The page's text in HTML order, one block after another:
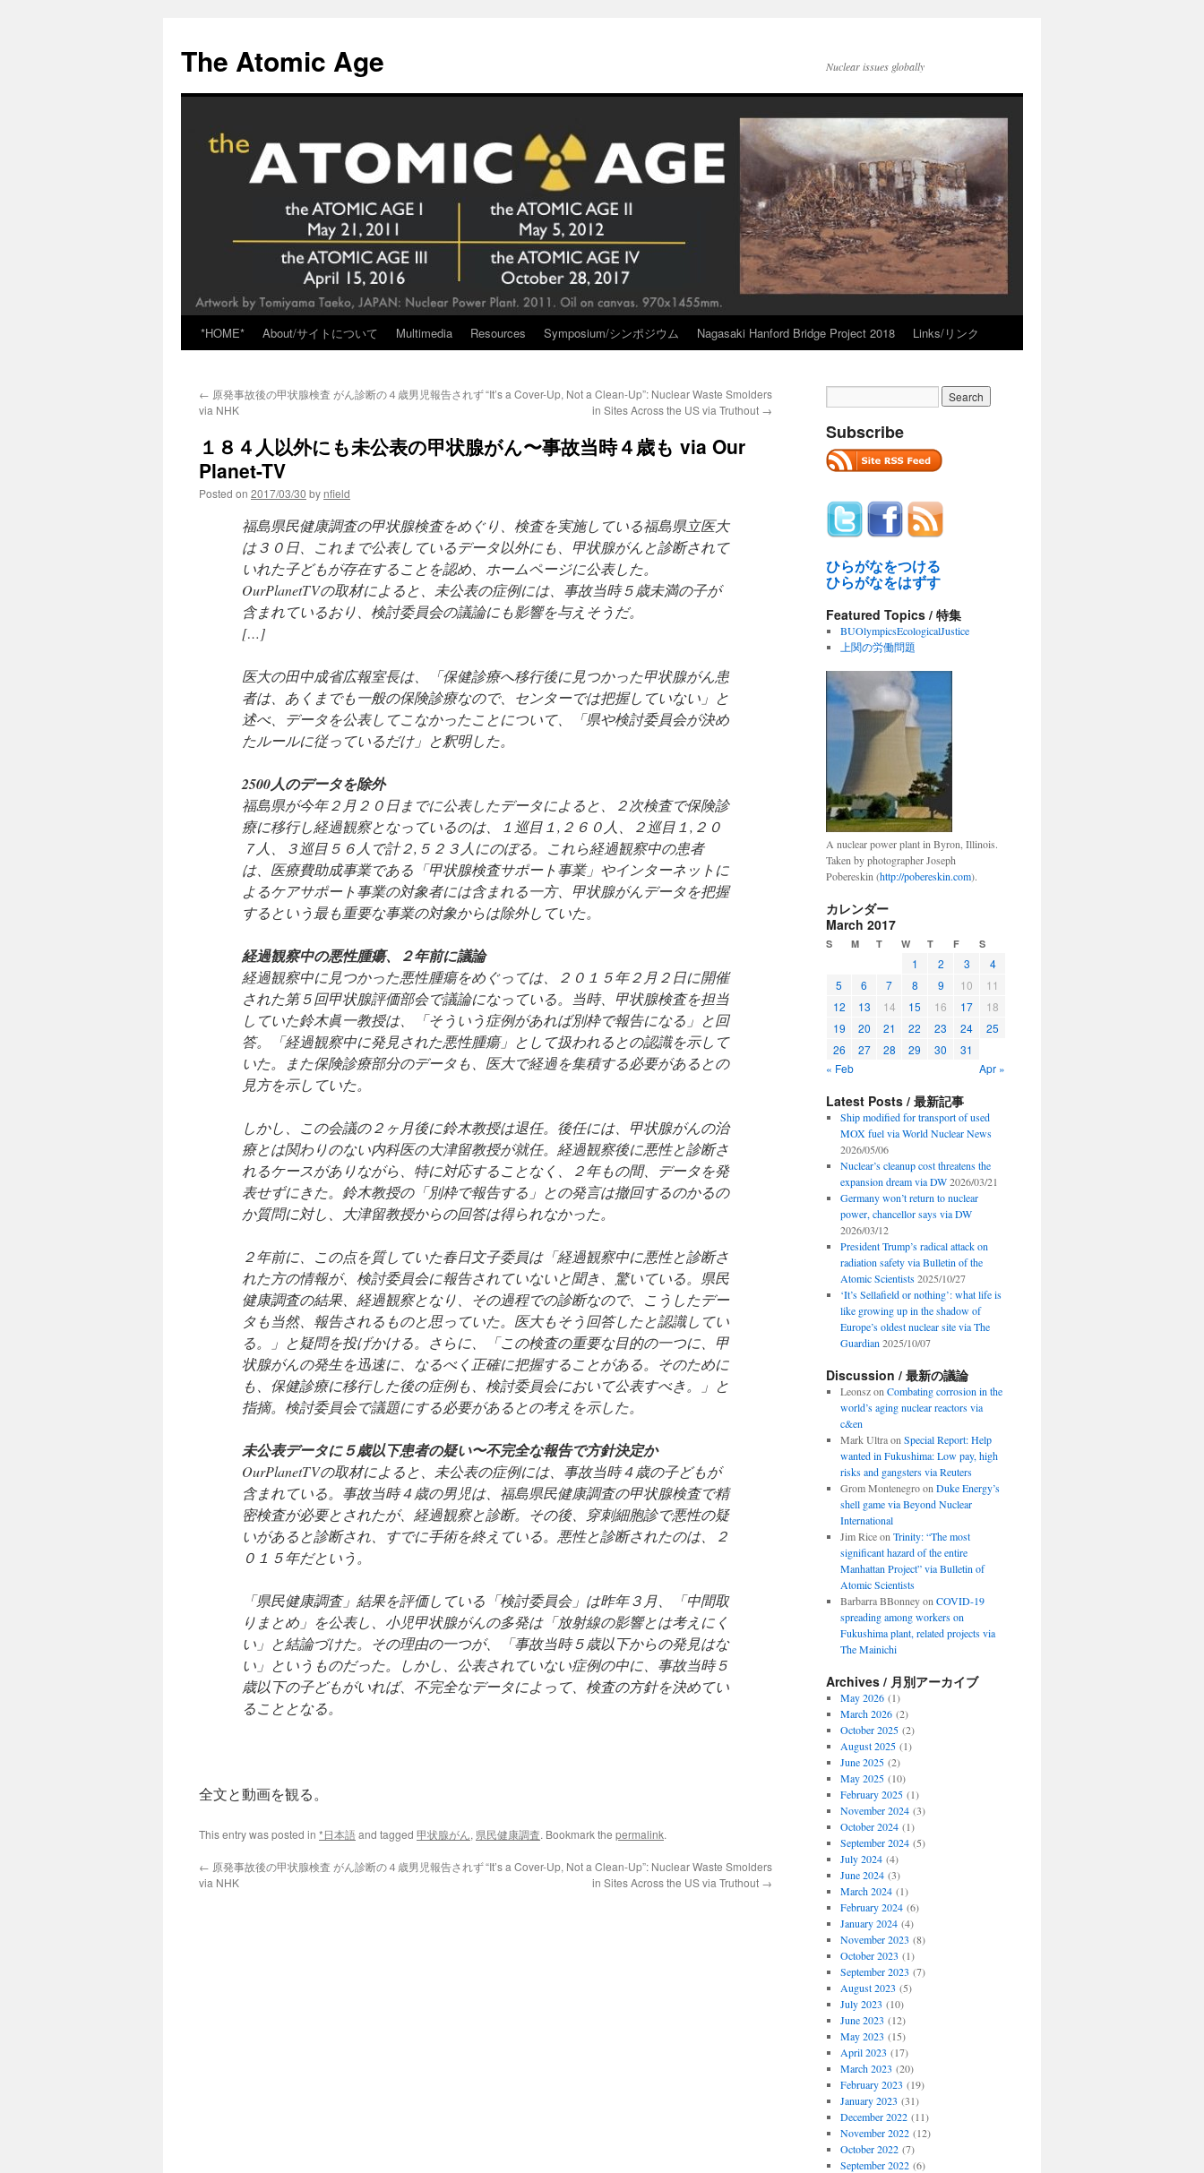
content
The Atomic Age Nuclear issues globally
*HOME* About/サイトについて Multimedia Resources Symposium/シンポジウム Nagasaki Hanford Bridge Project 2018 Links/リンク
← 原発事故後の甲状腺検査 がん診断の４歳男児報告されず
via NHK
“It’s a Cover-Up, Not a Clean-Up”: Nuclear Waste Smolders
in Sites Across the US via Truthout →
１８４人以外にも未公表の甲状腺がん〜事故当時４歳も via Our
Planet-TV
Posted on 2017/03/30 by nfield
福島県民健康調査の甲状腺検査をめぐり、検査を実施している福島県立医大
は３０日、これまで公表しているデータ以外にも、甲状腺がんと診断されて
いれた子どもが存在することを認め、ホームページに公表した。
OurPlanetTVの取材によると、未公表の症例には、事故当時５歳未満の子が
含まれているおり、検討委員会の議論にも影響を与えそうだ。
[…]
医大の田中成省広報室長は、「保健診療へ移行後に見つかった甲状腺がん患
者は、あくまでも一般の保険診療なので、センターでは把握していない」と
述べ、データを公表してこなかったことについて、「県や検討委員会が決め
たルールに従っているだけ」と釈明した。
2500人のデータを除外
福島県が今年２月２０日までに公表したデータによると、２次検査で保険診
療に移行し経過観察となっているのは、１巡目１,２６０人、２巡目１,２０
７人、３巡目５６人で計２,５２３人にのぼる。これら経過観察中の患者
は、医療費助成事業である「甲状腺検査サポート事業」やインターネットに
よるケアサポート事業の対象者には含まれる一方、甲状腺がんデータを把握
するという最も重要な事業の対象からは除外していた。
経過観察中の悪性腫瘍、２年前に議論
経過観察中に見つかった悪性腫瘍をめぐっては、２０１５年２月２日に開催
された第５回甲状腺評価部会で議論になっている。当時、甲状腺検査を担当
していた鈴木眞一教授は、「そういう症例があれば別枠で報告になる」と回
答。「経過観察中に発見された悪性腫瘍」として扱われるとの認識を示して
いた。また保険診療部分のデータも、医大で経過を集積する必要があるとの
見方を示していた。
しかし、この会議の２ヶ月後に鈴木教授は退任。後任には、甲状腺がんの治
療とは関わりのない内科医の大津留教授が就任。経過観察後に悪性と診断さ
れるケースがありながら、特に対応することなく、２年もの間、データを発
表せずにきた。鈴木教授の「別枠で報告する」との発言は撤回するのかるの
か質問に対し、大津留教授からの回答は得られなかった。
２年前に、この点を質していた春日文子委員は「経過観察中に悪性と診断さ
れた方の情報が、検討委員会に報告されていないと聞き、驚いている。県民
健康調査の結果、経過観察となり、その過程での診断なので、こうしたデー
タも当然、報告されるものと思っていた。医大もそう回答したと認識してい
る。」と疑問を投げかける。さらに、「この検査の重要な目的の一つに、甲
状腺がんの発生を迅速に、なるべく正確に把握することがある。そのために
も、保健診療に移行した後の症例も、検討委員会において公表すべき。」と
指摘。検討委員会で議題にする必要があるとの考えを示した。
未公表データに５歳以下患者の疑い〜不完全な報告で方針決定か
OurPlanetTVの取材によると、未公表の症例には、事故当時４歳の子どもが
含まれている。事故当時４歳の男児は、福島県民健康調査の甲状腺検査で精
密検査が必要とされたが、経過観察と診断。その後、穿刺細胞診で悪性の疑
いがあると診断され、すでに手術を終えている。悪性と診断されたのは、２
０１５年だという。
「県民健康調査」結果を評価している「検討委員会」は昨年３月、「中間取
りまとめ」を公表し、小児甲状腺がんの多発は「放射線の影響とは考えにく
い」と結論づけた。その理由の一つが、「事故当時５歳以下からの発見はな
い」というものだった。しかし、公表されていない症例の中に、事故当時５
歳以下の子どもがいれば、不完全なデータによって、検査の方針を決めてい
ることとなる。
全文と動画を観る。
This entry was posted in *日本語and tagged 甲状腺がん, 県民健康調査. Bookmark the permalink.
← 原発事故後の甲状腺検査 がん診断の４歳男児報告されず
via NHK
“It’s a Cover-Up, Not a Clean-Up”: Nuclear Waste Smolders
in Sites Across the US via Truthout →
Subscribe
ひらがなをつける
ひらがなをはずす
Featured Topics / 特集
BUOlympicsEcologicalJustice
上関の労働問題
A nuclear power plant in Byron, Illinois.
Taken by photographer Joseph
Pobereskin (http://pobereskin.com).
カレンダー
March 2017
S M T W T F S
1 2 3
4
5
6 7 8 9 10
11
12
13 14 15 16 17
18
19
20 21 22 23 24
25
26
27 28 29 30
31
« Feb
Apr »
Latest Posts / 最新記事
Ship modified for transport of used
MOX fuel via World Nuclear News
2026/05/06
Nuclear’s cleanup cost threatens the
expansion dream via DW 2026/03/21
Germany won’t return to nuclear
power, chancellor says via DW
2026/03/12
President Trump’s radical attack on
radiation safety via Bulletin of the
Atomic Scientists 2025/10/27
‘It’s Sellafield or nothing’: what life is
like growing up in the shadow of
Europe’s oldest nuclear site via The
Guardian 2025/10/07
Discussion / 最新の議論
Leonszon Combating corrosion in the
world’s aging nuclear reactors via
c&en
Mark Ultraon Special Report: Help
wanted in Fukushima: Low pay, high
risks and gangsters via Reuters
Grom Montenegroon Duke Energy’s
shell game via Beyond Nuclear
International
Jim Riceon Trinity: “The most
significant hazard of the entire
Manhattan Project” via Bulletin of
Atomic Scientists
Barbarra BBonneyon COVID-19
spreading among workers on
Fukushima plant, related projects via
The Mainichi
Archives / 月別アーカイブ
May 2026(1)
March 2026(2)
October 2025(2)
August 2025(1)
June 2025(2)
May 2025(10)
February 2025(1)
November 2024(3)
October 2024(1)
September 2024(5)
July 2024(4)
June 2024(3)
March 2024(1)
February 2024(6)
January 2024(4)
November 2023 (8)
October 2023 (1)
September 2023 (7)
August 2023 (5)
July 2023 (10)
June 2023 (12)
May 2023 (15)
April 2023 (17)
March 2023 (20)
February 2023 (19)
January 2023 (31)
December 2022(11)
November 2022(12)
October 2022(7)
September 2022(6)